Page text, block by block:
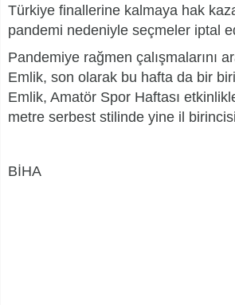
Türkiye finallerine kalmaya hak
pandemi nedeniyle seçmeler iptal
Pandemiye rağmen çalışmalarını
Emlik, son olarak bu hafta da bir
Emlik, Amatör Spor Haftası
metre serbest stilinde yine il
BİHA